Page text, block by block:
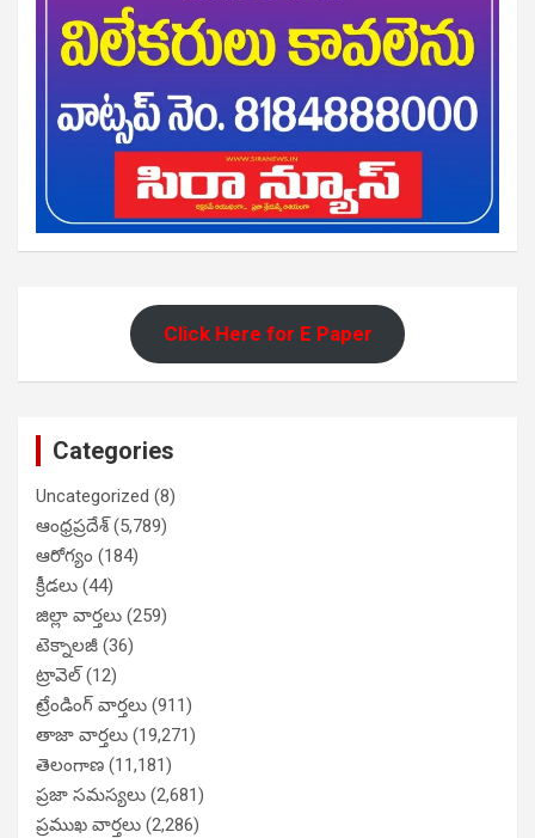
Click Here for E Paper
Categories
Uncategorized (8)
ఆంధ్రప్రదేశ్(5,789)
ఆరోగ్యం (184)
క్రీడలు (44)
జిల్లా వార్తలు (259)
టెక్నాలజీ (36)
ట్రావెల్(12)
ట్రేండింగ్ వార్తలు (911)
తాజా వార్తలు (19,271)
తెలంగాణ (11,181)
ప్రజా సమస్యలు (2,681)
ప్రముఖ వార్తలు (2,286)